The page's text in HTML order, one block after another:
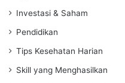
Investasi & Saham
Pendidikan
Tips Kesehatan Harian
Skill yang Menghasilkan